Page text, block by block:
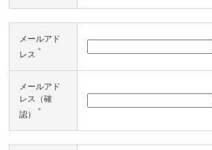
メールアド
レス *
メールアド
レス（確
認） *